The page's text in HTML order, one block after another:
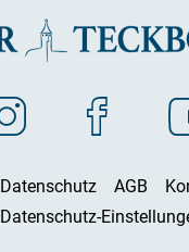
Datenschutz AGB
Datenschutz-